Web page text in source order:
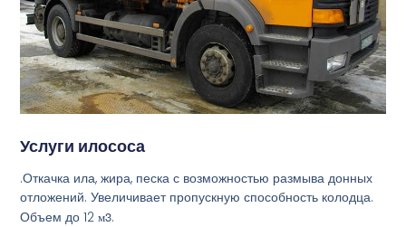
Услуги илососа
.Откачка ила, жира, песка с возможностью размыва донных
отложений. Увеличивает пропускную способность колодца.
Объем до 12м3.